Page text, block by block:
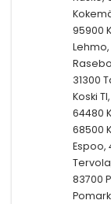
95900
31300
Koski
64480
68500
Espoo,
83700